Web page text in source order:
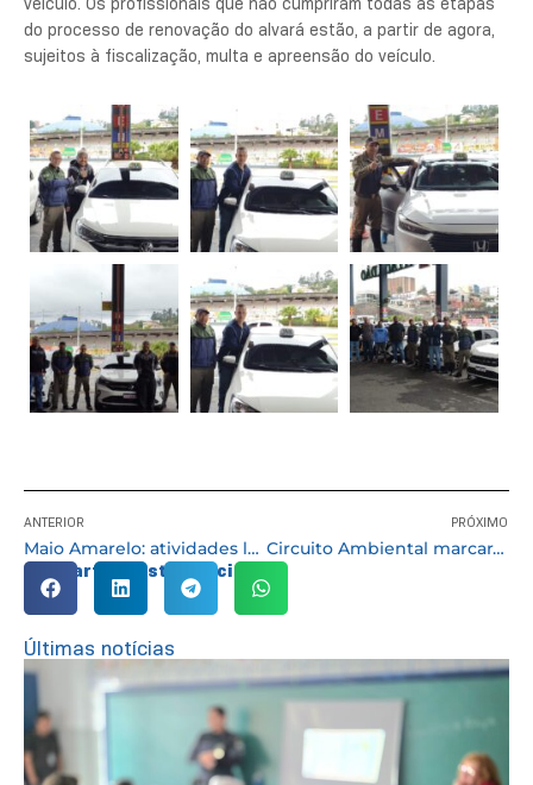
do processo de renovação do alvará estão, a partir de agora,
sujeitos à fiscalização, multa e apreensão do veículo.
ANTERIOR
Maio Amarelo: atividades lúdicas ensinam sobre segurança no trânsito
PRÓXIMO
Circuito Ambiental marcará a Semana Mundial do Meio Ambiente em Cotia
Compartilhe esta notícia:
Últimas notícias